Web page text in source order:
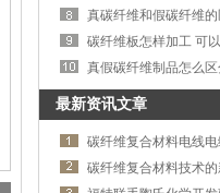
标水准，
新产品
不断改进
内市场
斯等国家
致的工艺
真碳纤维和假碳纤维的
碳纤维板怎样加工 可
真假碳纤维制品怎么区
最新资讯文章
碳纤维复合材料技术的